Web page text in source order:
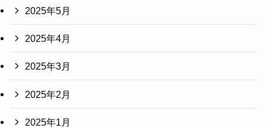
2025年5月
2025年4月
2025年3月
2025年2月
2025年1月